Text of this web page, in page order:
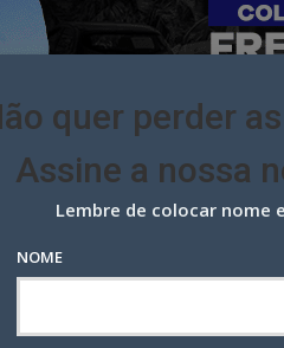
atleta olímpico em ação
quer perder
Assine a nossa
Lembre de colocar nome
NOME